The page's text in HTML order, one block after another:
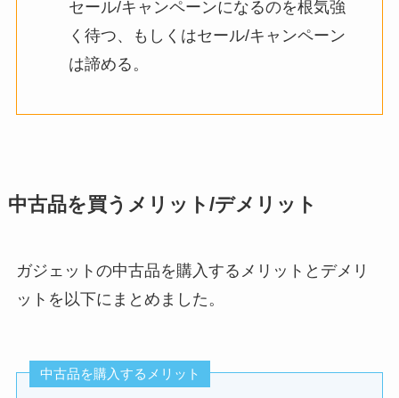
セール/キャンペーンになるのを根気強
く待つ、もしくはセール/キャンペーン
は諦める。
中古品を買うメリット/デメリット
ガジェットの中古品を購入するメリットとデメリ
ットを以下にまとめました。
中古品を購入するメリット